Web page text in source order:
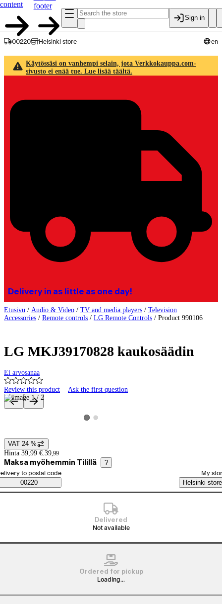
content
footer
Sign in
00220 Helsinki store en
Käytössäsi on vanhempi selain, jota Verkkokauppa.com-
sivusto ei enää tue. Lue lisää täältä.
Delivery in as little as one day!
Etusivu / Audio & Video / TV and media players / Television
Accessories / Remote controls / LG Remote Controls / Product 990106
LG MKJ39170828 kaukosäädin
Ei arvosanaa
Review this product Ask the first question
Product images and videos
View product image 1
View product image 2
Price details
VAT 24 %
Hinta 39,99 €. 39,99
Maksa myöhemmin Tilillä ?
Saatavuustiedot
order method
to postal code
00220
My
Helsinki store
Delivered
Not available
Ordered for pickup
Loading...